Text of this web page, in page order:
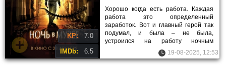
KP: 7.0
IMDb: 6.5
Хорошо когда есть работа. Каждая
работа это определенный
заработок. Вот и главный герой так
подумал, и была – не была,
устроился на работу ночным
сторожем в музей истории. Ну что
там
19-08-2025, 12:53